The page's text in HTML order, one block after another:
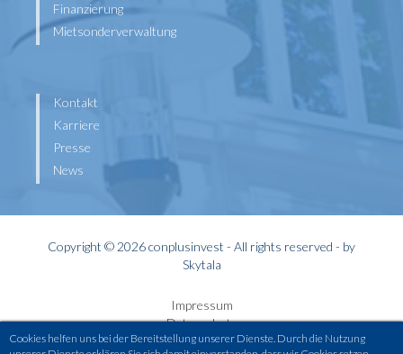
Cookies helfen uns bei der Bereitstellung unserer Dienste. Durch die Nutzung
Finanzierung
Mietsonderverwaltung
Kontakt
Karriere
Presse
News
Copyright © 2026 conplusinvest - All rights reserved - by
Skytala
Impressum
Datenschutz
Widerrufsbelehrung